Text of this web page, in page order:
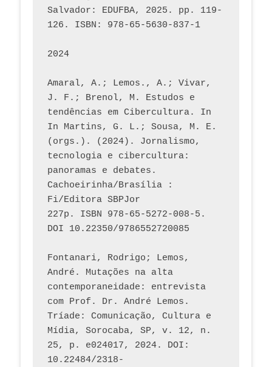
Salvador: EDUFBA, 2025. pp. 119-
126. ISBN: 978-65-5630-837-1
2024
Amaral, A.; Lemos., A.; Vivar,
J. F.; Brenol, M. Estudos e
tendências em Cibercultura. In
In Martins, G. L.; Sousa, M. E.
(orgs.). (2024). Jornalismo,
tecnologia e cibercultura:
panoramas e debates.
Cachoeirinha/Brasília :
Fi/Editora SBPJor
227p. ISBN 978-65-5272-008-5.
DOI 10.22350/9786552720085
Fontanari, Rodrigo; Lemos,
André. Mutações na alta
contemporaneidade: entrevista
com Prof. Dr. André Lemos.
Tríade: Comunicação, Cultura e
Mídia, Sorocaba, SP, v. 12, n.
25, p. e024017, 2024. DOI:
10.22484/2318-